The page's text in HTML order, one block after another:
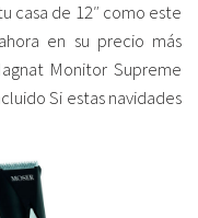
casa de 12″ como este
en su precio más
Monitor Supreme
Si estas navidades